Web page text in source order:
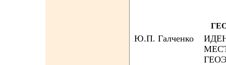
Ю.П. Галченко